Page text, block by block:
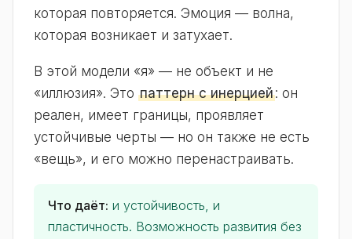
которая повторяется. Эмоция — волна,
которая возникает и затухает.
В этой модели «я» — не объект и не
«иллюзия». Это паттерн с инерцией: он
реален, имеет границы, проявляет
устойчивые черты — но он также не есть
«вещь», и его можно перенастраивать.
Что даёт: и устойчивость, и
пластичность. Возможность развития без